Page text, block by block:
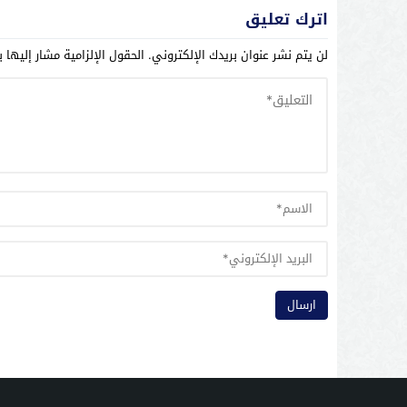
اترك تعليق
لن يتم نشر عنوان بريدك الإلكتروني. الحقول الإلزامية مشار إليها